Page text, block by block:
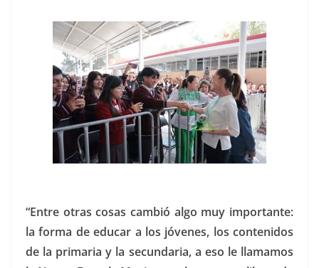
“Entre otras cosas cambió algo muy importante:
la forma de educar a los jóvenes, los contenidos
de la primaria y la secundaria, a eso le llamamos